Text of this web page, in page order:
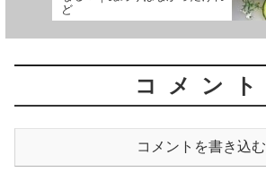
ど
コメント
コメントを書き込む